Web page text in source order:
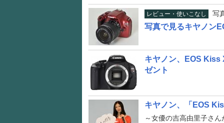
レビュー・使いこなし 写
写真で見るキヤノン
キヤノン、EOS Kiss
ゼント
キヤノン、「EOS
～女優の吉高由里子さん